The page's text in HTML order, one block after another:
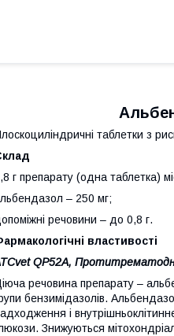
таблетки з
г препарату (одна таблетка)
– 250 мг;
речовини – до 0,8 г.
властивості
vetQP52А,
речовина препарату –
бензимідазолів.
і
Знижуються